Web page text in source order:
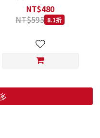
羊肉藍莓 小顆粒 800G
NT$480
NT$595 8.1折